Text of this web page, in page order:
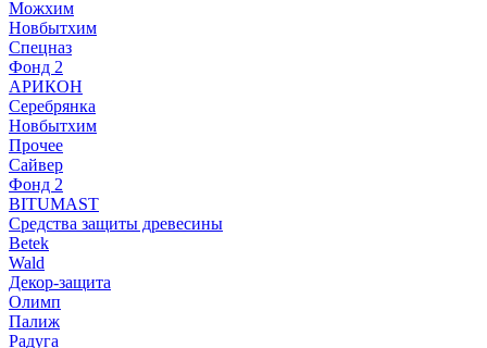
Можхим
Новбытхим
Спецназ
Фонд 2
АРИКОН
Серебрянка
Новбытхим
Прочее
Сайвер
Фонд 2
BITUMAST
Средства защиты древесины
Betek
Wald
Декор-защита
Олимп
Палиж
Радуга